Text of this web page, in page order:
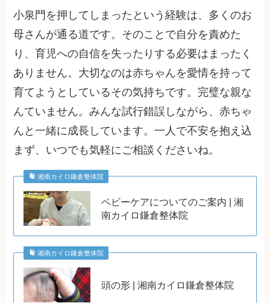
小泉門を押してしまったという経験は、多くのお
母さんが通る道です。そのことで自分を責めた
り、育児への自信を失ったりする必要はまったく
ありません。大切なのは赤ちゃんを愛情を持って
育てようとしているその気持ちです。完璧な親な
んていません。みんな試行錯誤しながら、赤ちゃ
んと一緒に成長しています。一人で不安を抱え込
まず、いつでも気軽にご相談くださいね。
湘南カイロ鎌倉整体院
ベビーケアについてのご案内 | 湘
南カイロ鎌倉整体院
湘南カイロ鎌倉整体院
頭の形 | 湘南カイロ鎌倉整体院